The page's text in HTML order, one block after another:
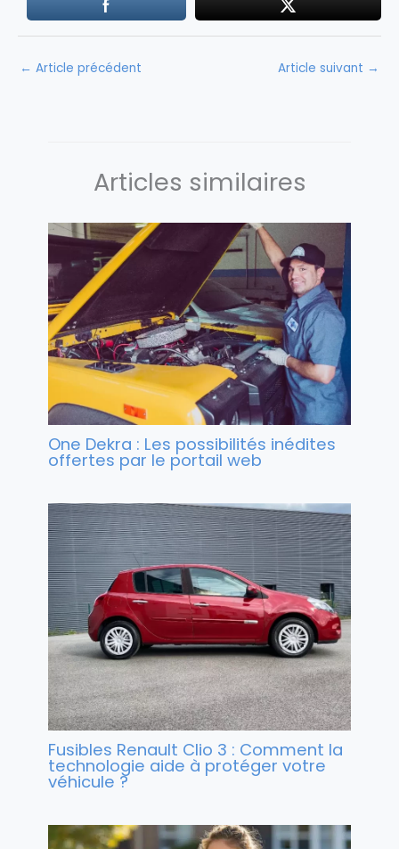
← Article précédent Article suivant →
Articles similaires
One Dekra : Les possibilités inédites
offertes par le portail web
Fusibles Renault Clio 3 : Comment la
technologie aide à protéger votre
véhicule ?